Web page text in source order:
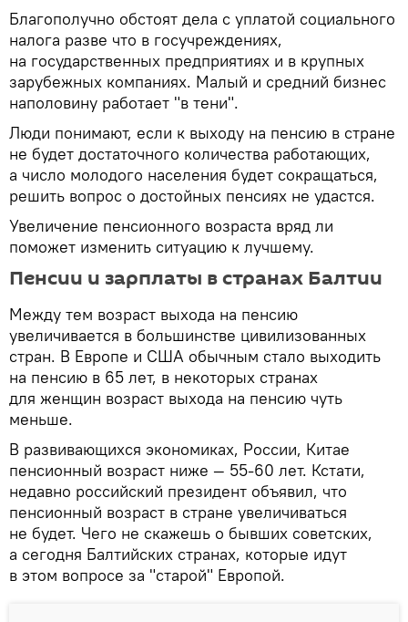
Благополучно обстоят дела с уплатой социального
налога разве что в госучреждениях,
на государственных предприятиях и в крупных
зарубежных компаниях. Малый и средний бизнес
наполовину работает "в тени".
Люди понимают, если к выходу на пенсию в стране
не будет достаточного количества работающих,
а число молодого населения будет сокращаться,
решить вопрос о достойных пенсиях не удастся.
Увеличение пенсионного возраста вряд ли
поможет изменить ситуацию к лучшему.
Пенсии и зарплаты в странах Балтии
Между тем возраст выхода на пенсию
увеличивается в большинстве цивилизованных
стран. В Европе и США обычным стало выходить
на пенсию в 65 лет, в некоторых странах
для женщин возраст выхода на пенсию чуть
меньше.
В развивающихся экономиках, России, Китае
пенсионный возраст ниже — 55-60 лет. Кстати,
недавно российский президент объявил, что
пенсионный возраст в стране увеличиваться
не будет. Чего не скажешь о бывших советских,
а сегодня Балтийских странах, которые идут
в этом вопросе за "старой" Европой.